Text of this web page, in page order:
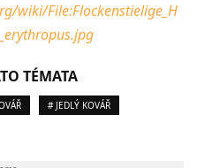
wiki/File:Flockenstielige_H
TÉMATA
# JEDLÝ KOVÁŘ